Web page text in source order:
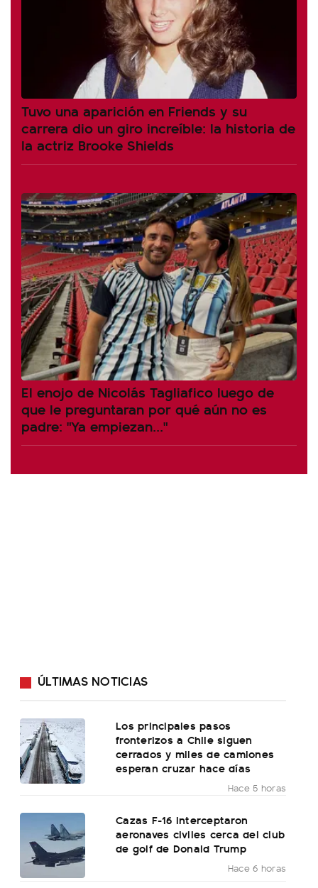
Tuvo una aparición en Friends y su
carrera dio un giro increíble: la historia de
la actriz Brooke Shields
El enojo de Nicolás Tagliafico luego de
que le preguntaran por qué aún no es
padre: "Ya empiezan..."
ÚLTIMAS NOTICIAS
Los principales pasos
fronterizos a Chile siguen
cerrados y miles de camiones
esperan cruzar hace días
Hace 5 horas
Cazas F-16 interceptaron
aeronaves civiles cerca del club
de golf de Donald Trump
Hace 6 horas